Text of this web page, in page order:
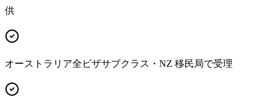
供
オーストラリア全ビザサブクラス・NZ 移民局で受理